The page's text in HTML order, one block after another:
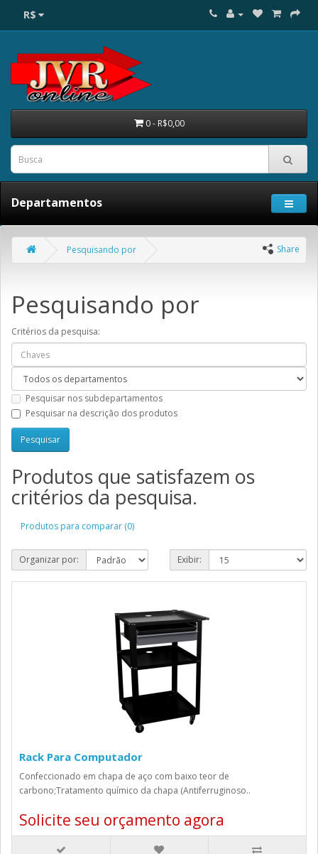
R$
0 - R$0,00
Departamentos
Share
Pesquisando por
Pesquisando por
Critérios da pesquisa:
Pesquisar nos subdepartamentos
Pesquisar na descrição dos produtos
Produtos que satisfazem os
critérios da pesquisa.
Produtos para comparar (0)
Organizar por: Exibir:
Rack Para Computador
Confeccionado em chapa de aço com baixo teor de
carbono;Tratamento químico da chapa (Antiferruginoso..
Solicite seu orçamento agora